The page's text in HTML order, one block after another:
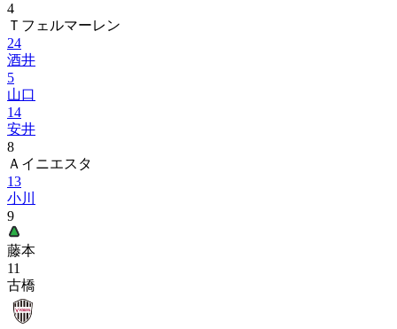
4
Ｔフェルマーレン
24
酒井
5
山口
14
安井
8
Ａイニエスタ
13
小川
9
藤本
11
古橋